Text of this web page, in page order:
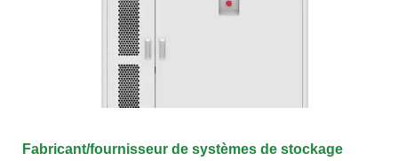
Fabricant/fournisseur de systèmes de stockage